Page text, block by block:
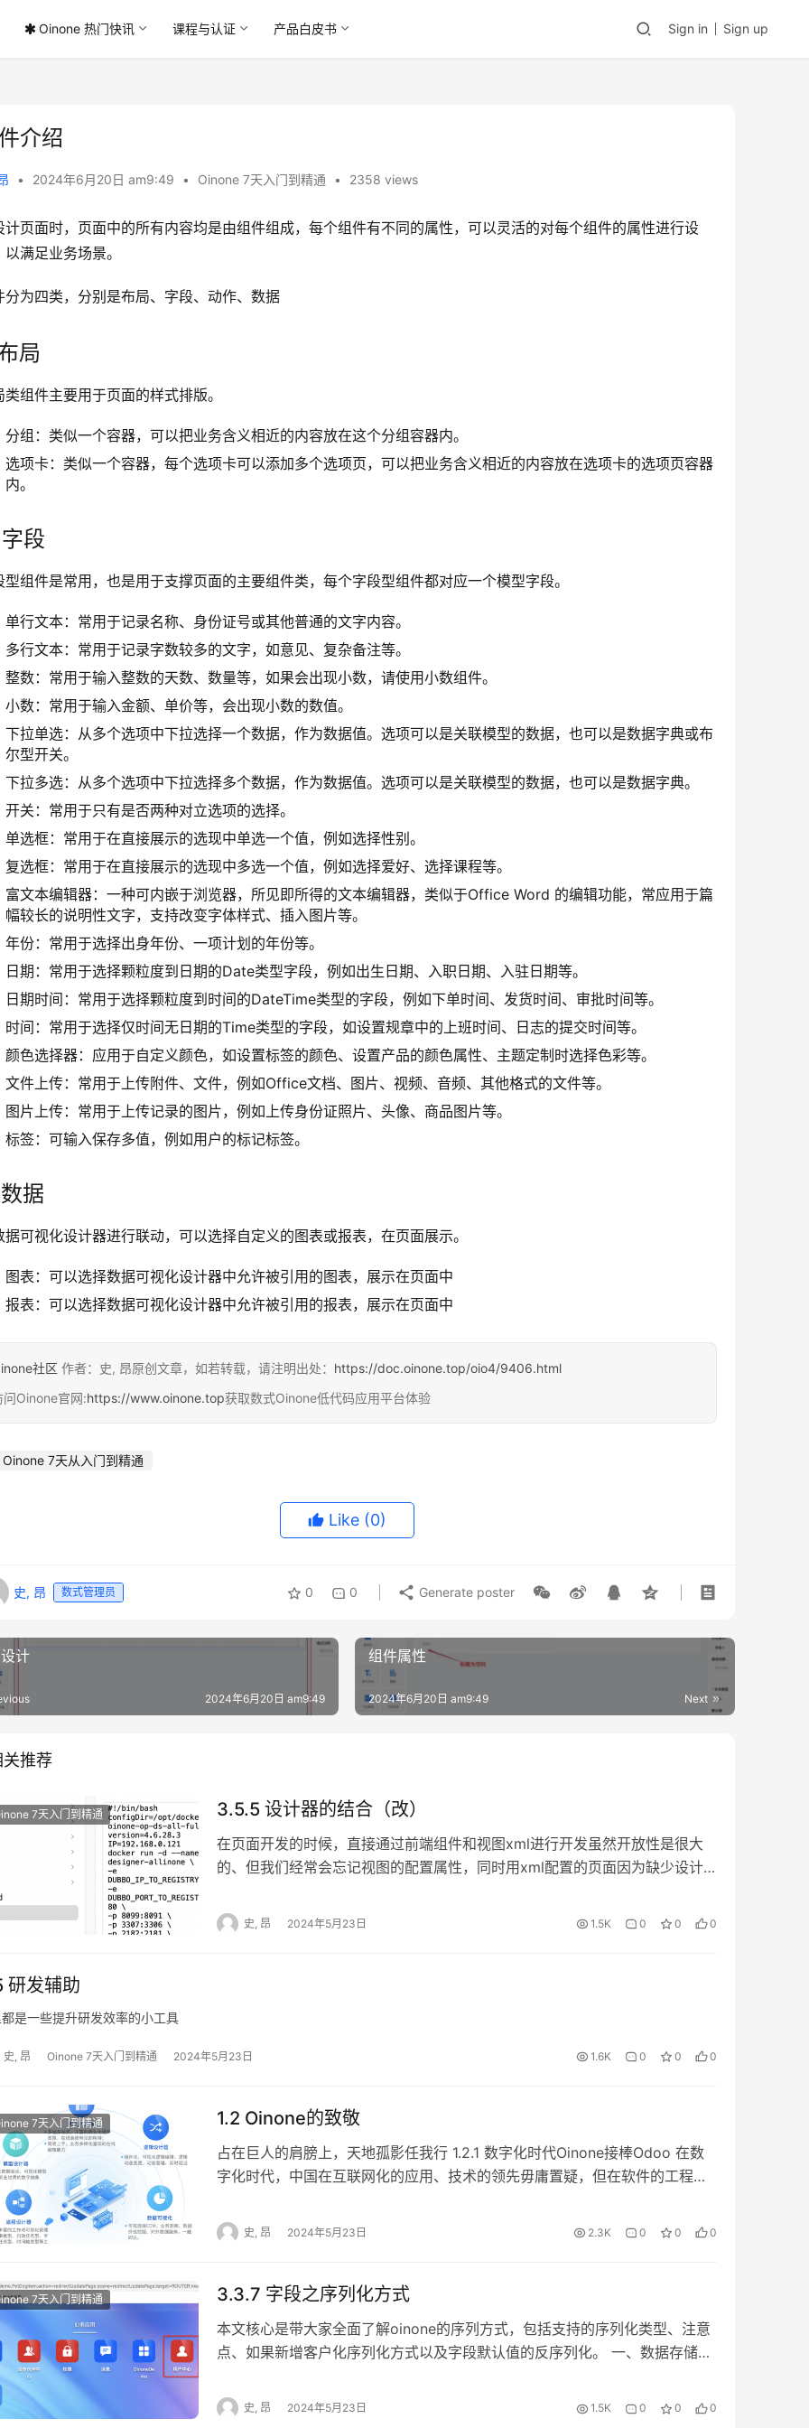
Oinone 热门快讯 课程与认证 产品白皮书 Sign in Sign up
介绍
• 2024年6月20日 am9:49 • Oinone 7天入门到精通 • 2358 views
计页面时，页面中的所有内容均是由组件组成，每个组件有不同的属性，可以灵活的对每个组件的属性进行设
以满足业务场景。
分为四类，分别是布局、字段、动作、数据
局
类组件主要用于页面的样式排版。
分组：类似一个容器，可以把业务含义相近的内容放在这个分组容器内。
选项卡：类似一个容器，每个选项卡可以添加多个选项页，可以把业务含义相近的内容放在选项卡的选项页容器
内。
段
型组件是常用，也是用于支撑页面的主要组件类，每个字段型组件都对应一个模型字段。
单行文本：常用于记录名称、身份证号或其他普通的文字内容。
多行文本：常用于记录字数较多的文字，如意见、复杂备注等。
整数：常用于输入整数的天数、数量等，如果会出现小数，请使用小数组件。
小数：常用于输入金额、单价等，会出现小数的数值。
下拉单选：从多个选项中下拉选择一个数据，作为数据值。选项可以是关联模型的数据，也可以是数据字典或布
尔型开关。
下拉多选：从多个选项中下拉选择多个数据，作为数据值。选项可以是关联模型的数据，也可以是数据字典。
开关：常用于只有是否两种对立选项的选择。
单选框：常用于在直接展示的选现中单选一个值，例如选择性别。
复选框：常用于在直接展示的选现中多选一个值，例如选择爱好、选择课程等。
富文本编辑器：一种可内嵌于浏览器，所见即所得的文本编辑器，类似于Office Word 的编辑功能，常应用于篇
幅较长的说明性文字，支持改变字体样式、插入图片等。
年份：常用于选择出身年份、一项计划的年份等。
日期：常用于选择颗粒度到日期的Date类型字段，例如出生日期、入职日期、入驻日期等。
日期时间：常用于选择颗粒度到时间的DateTime类型的字段，例如下单时间、发货时间、审批时间等。
时间：常用于选择仅时间无日期的Time类型的字段，如设置规章中的上班时间、日志的提交时间等。
颜色选择器：应用于自定义颜色，如设置标签的颜色、设置产品的颜色属性、主题定制时选择色彩等。
文件上传：常用于上传附件、文件，例如Office文档、图片、视频、音频、其他格式的文件等。
图片上传：常用于上传记录的图片，例如上传身份证照片、头像、商品图片等。
标签：可输入保存多值，例如用户的标记标签。
据
据可视化设计器进行联动，可以选择自定义的图表或报表，在页面展示。
图表：可以选择数据可视化设计器中允许被引用的图表，展示在页面中
报表：可以选择数据可视化设计器中允许被引用的报表，展示在页面中
社区 作者：史, 昂原创文章，如若转载，请注明出处： https://doc.oinone.top/oio4/9406.html
问Oinone官网:https://www.oinone.top获取数式Oinone低代码应用平台体验
Oinone 7天从入门到精通
Like (0)
史, 昂 数式管理员 0 0 Generate poster
计
2024年6月20日 am9:49
组件属性
Next
2024年6月20日 am9:49
关推荐
7天入门到精通 3.5.5 设计器的结合（改）
在页面开发的时候，直接通过前端组件和视图xml进行开发虽然开放性是很大
的、但我们经常会忘记视图的配置属性，同时用xml配置的页面因为缺少设计
一起来学习如何结合无代码设计器来完成页面开发，并把设计后的页面元数据
allinone-mini 版本说明 前后端一体支持外部中间件 镜像地址 docker pull
中间件一体 镜像地址 docker pull harbor.oinone.top/oinone/designer:4.7.9-
allinone-full 下载结构包 oinone-op-ds-all-full.zip(17 KB) v.4.7.9-allinone-
mini 版本说明 前后端一体支持外部中间件 镜像地址 docker pull
op-ds-all-mini.zip(14 KB) Step2.1.2 镜像下载用户与密码 需要商业版镜像需
要加入Oinone商业版本伙伴专属群，向Oinone技术支持获取用户名与密码，镜
术 docker login –username=用户名 harbor.oinone.top docker pull docker
像和版本选择 目前有2个版本可供选择，包含中间件以及不包含中间件2个版
本，下载结构包以后注意修改startup.sh和startup.cmd中对应镜像地址的版本
的目录，可以在application.yml配置需要启动的自有模块同时修改对应其他中
史, 昂 2024年5月23日 1.5K 0 0 0
研发辅助
是一些提升研发效率的小工具
史, 昂 Oinone 7天入门到精通 2024年5月23日 1.6K 0 0 0
7天入门到精通 1.2 Oinone的致敬
占在巨人的肩膀上，天地孤影任我行 1.2.1 数字化时代Oinone接棒Odoo 在数
字化时代，中国在互联网化的应用、技术的领先毋庸置疑，但在软件的工程
外非常优秀的开源ERP厂商，全球ERP用户数量排名第一，百级别员工服务全
球客户。Odoo的工程化能力和商业模式深深吸引了我，它是软件行业典型的产
跟很多投资人聊起公司的对标是谁，我不是要成为数字化时代的SAP，而是要
最大的ERP厂商之一，因为当时Odoo还没有明确的估值。直到2021年7月份获
得Summit Partners的2.15亿美元投资后，Odoo才正式成为IT独角兽企业。
产品进行升级发布。如今，Odoo15已经发布，而Oinone也已推出第三版，恰
史, 昂 2024年5月23日 2.3K 0 0 0
7天入门到精通 3.3.7 字段之序列化方式
本文核心是带大家全面了解oinone的序列方式，包括支持的序列化类型、注意
点、如果新增客户化序列化方式以及字段默认值的反序列化。 一、数据存储的
化与反序列化方式，最终会以序列化后的字符串持久化到存储中。 ### Step1
史, 昂 2024年5月23日 1.5K 0 0 0